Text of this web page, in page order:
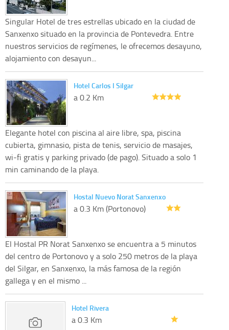
Singular Hotel de tres estrellas ubicado en la ciudad de
Sanxenxo situado en la provincia de Pontevedra. Entre
nuestros servicios de regímenes, le ofrecemos desayuno,
alojamiento con desayun...
Hotel Carlos I Silgar
a 0.2 Km
Elegante hotel con piscina al aire libre, spa, piscina
cubierta, gimnasio, pista de tenis, servicio de masajes,
wi-fi gratis y parking privado (de pago). Situado a solo 1
min caminando de la playa.
Hostal Nuevo Norat Sanxenxo
a 0.3 Km (Portonovo)
El Hostal PR Norat Sanxenxo se encuentra a 5 minutos
del centro de Portonovo y a solo 250 metros de la playa
del Silgar, en Sanxenxo, la más famosa de la región
gallega y en el mismo ...
Hotel Rivera
a 0.3 Km